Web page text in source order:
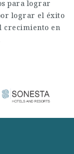
para lograr
lograr el éxito
crecimiento en